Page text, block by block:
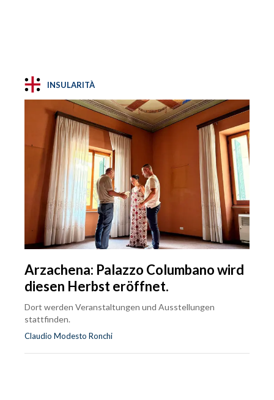
INSULARITÀ
Arzachena: Palazzo Columbano wird
diesen Herbst eröffnet.
Dort werden Veranstaltungen und Ausstellungen
stattfinden.
Claudio Modesto Ronchi